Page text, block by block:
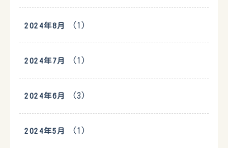
2024年8月 (1)
2024年7月 (1)
2024年6月 (3)
2024年5月 (1)